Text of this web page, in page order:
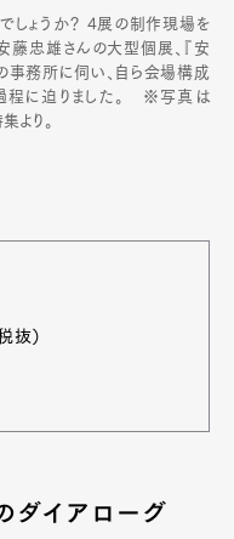
Pen tw
しょうか？ 4展の制作現場を
藤忠雄さんの大型個展、『安
務所に伺い、自ら会場構成
程に迫りました。 ※写真は
より。
抜）
ダイアローグ